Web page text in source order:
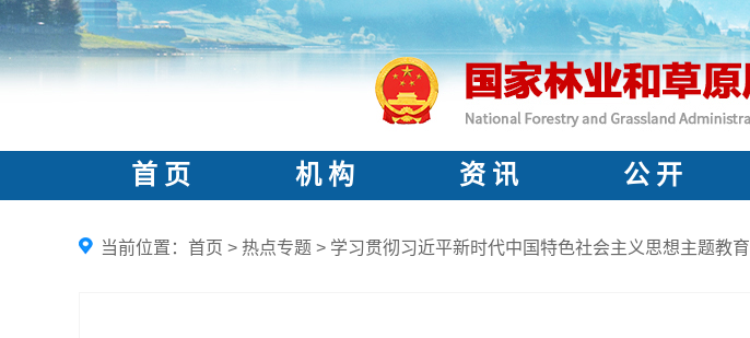
首 页 机 构 资 讯 公 开
当前位置： 首页 > 热点专题 > 学习贯彻习近平新时代中国特色社会主义思想主题教育